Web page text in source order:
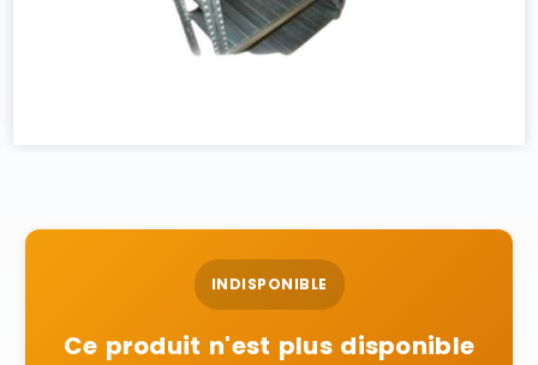
INDISPONIBLE
Ce produit n'est plus disponible